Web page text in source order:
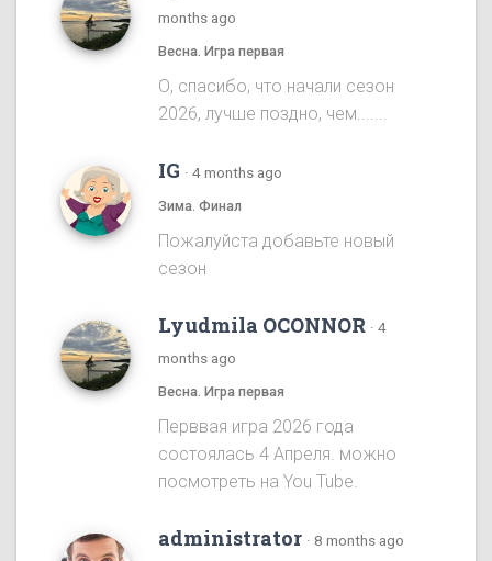
months ago
Весна. Игра первая
О, спасибо, что начали сезон
2026, лучше поздно, чем.......
IG · 4 months ago
Зима. Финал
Пожалуйста добавьте новый
сезон
Lyudmila OCONNOR · 4
months ago
Весна. Игра первая
Перввая игра 2026 года
состоялась 4 Апреля. можно
посмотреть на You Tube.
administrator · 8 months ago